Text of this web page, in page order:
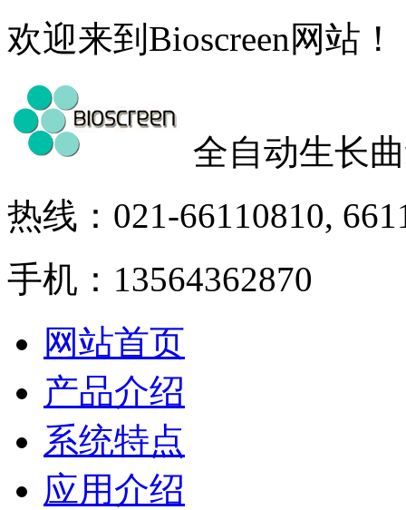
欢迎来到Bioscreen网站！
全自动生长
热线：021-66110810,
手机：13564362870
网站首页
产品介绍
系统特点
应用介绍